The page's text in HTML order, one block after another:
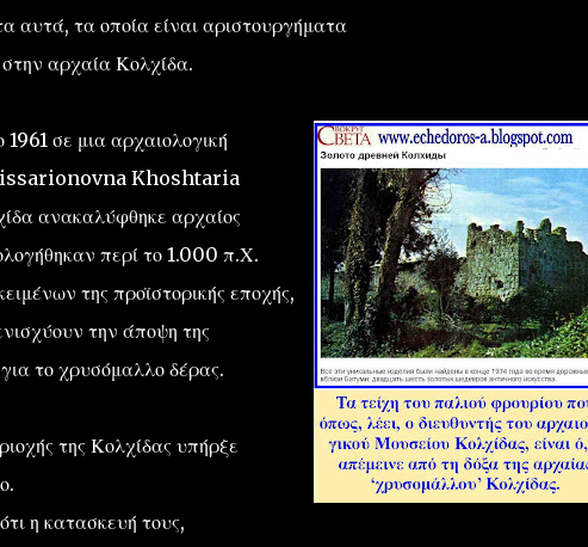
αυτά, τα οποία είναι αριστουργήματα
αρχαία Κολχίδα.
σε μια αρχαιολογική
Khoshtaria
ανακαλύφθηκε αρχαίος
περί το 1.000 π.Χ.
της προϊστορικής εποχής,
την άποψη της
το χρυσόμαλλο δέρας.
της Κολχίδας υπήρξε
η κατασκευή τους,